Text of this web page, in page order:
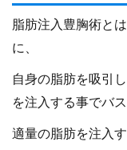
脂肪注入豊胸術と
に、
自身の脂肪を吸引
を注入する事でバ
適量の脂肪を注入